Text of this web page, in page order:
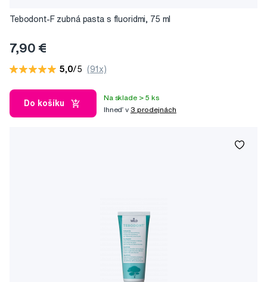
Tebodont-F zubná pasta s fluoridmi, 75 ml
7,90 €
5,0/5 (91x)
Do košíku
Na sklade > 5 ks
Ihneď v 3 prodejnách